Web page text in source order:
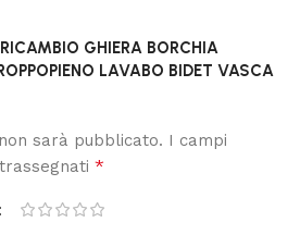
GHIERA BORCHIA
LAVABO BIDET VASCA
sarà pubblicato. I campi
*